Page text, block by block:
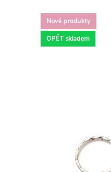
Nové produkty
OPĚT skladem